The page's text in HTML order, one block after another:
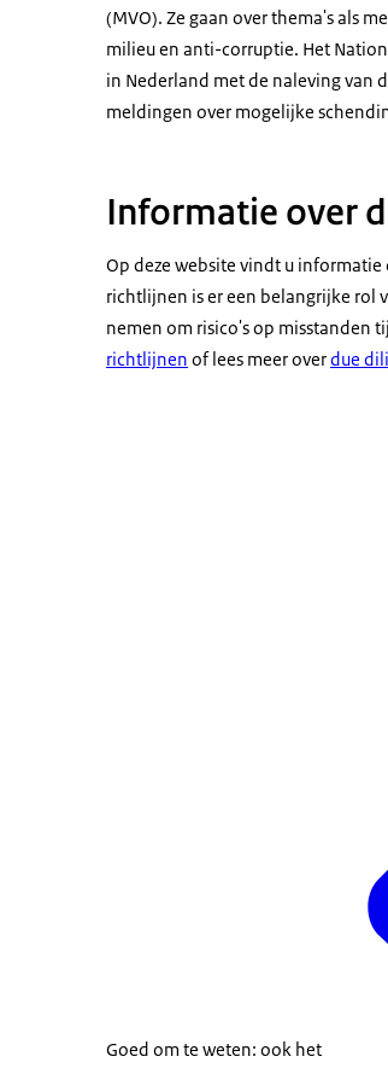
(MVO). Ze gaan over thema's als
milieu en anti-corruptie. Het
in Nederland met de naleving van
meldingen over mogelijke
Informatie over
Op deze website vindt u
richtlijnen is er een belangrijke rol
nemen om risico's op misstanden
richtlijnen of lees meer overdue
Goed om te weten: ook het